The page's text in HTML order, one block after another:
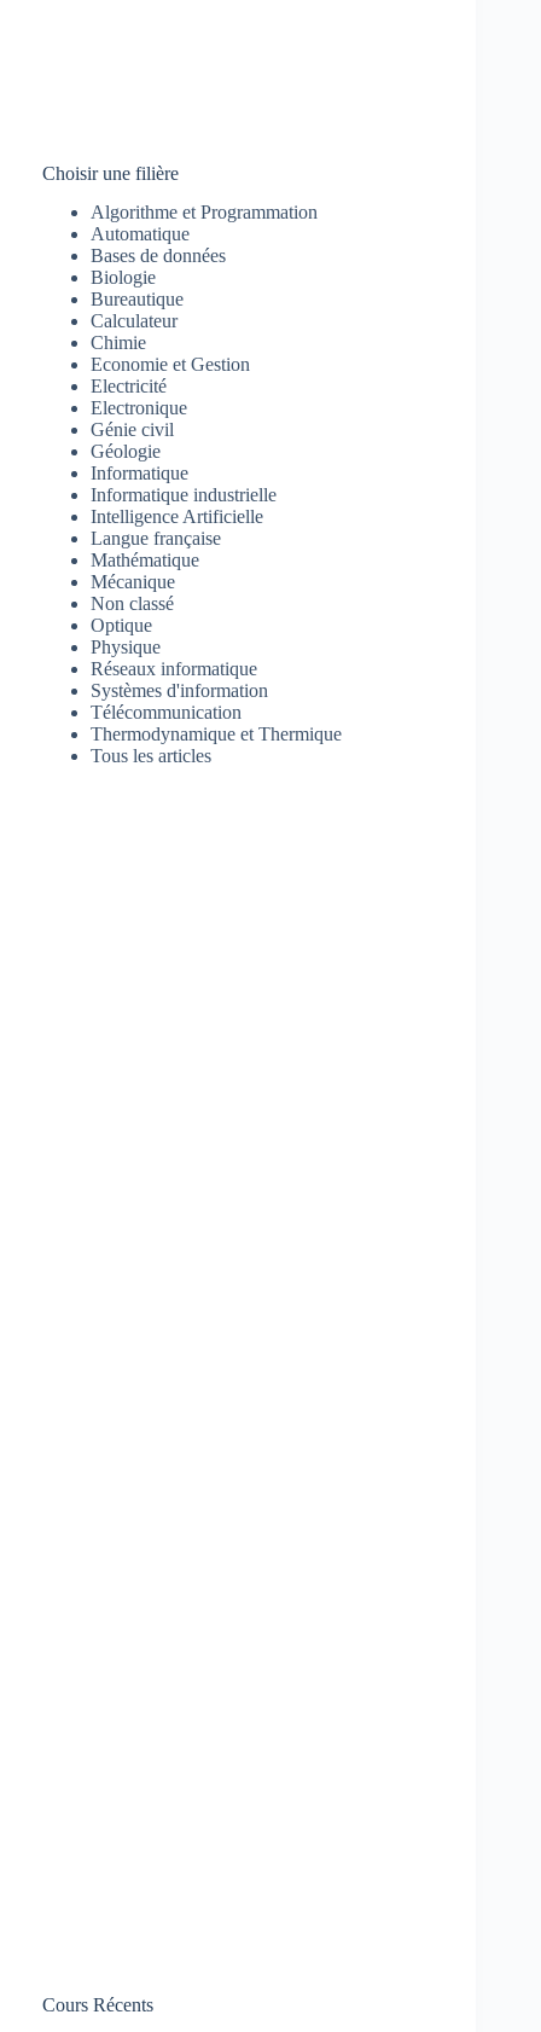
Choisir une filière
Algorithme et Programmation
Automatique
Bases de données
Biologie
Bureautique
Calculateur
Chimie
Economie et Gestion
Electricité
Electronique
Génie civil
Géologie
Informatique
Informatique industrielle
Intelligence Artificielle
Langue française
Mathématique
Mécanique
Non classé
Optique
Physique
Réseaux informatique
Systèmes d'information
Télécommunication
Thermodynamique et Thermique
Tous les articles
Cours Récents